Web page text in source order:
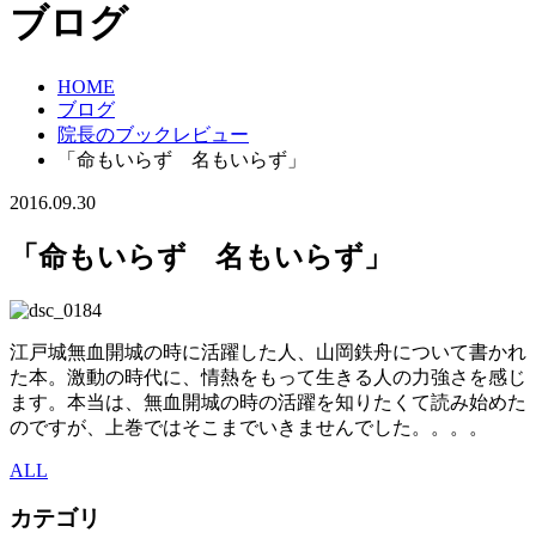
ブログ
HOME
ブログ
院長のブックレビュー
「命もいらず 名もいらず」
2016.09.30
「命もいらず 名もいらず」
江戸城無血開城の時に活躍した人、山岡鉄舟について書かれ
た本。激動の時代に、情熱をもって生きる人の力強さを感じ
ます。本当は、無血開城の時の活躍を知りたくて読み始めた
のですが、上巻ではそこまでいきませんでした。。。。
ALL
カテゴリ